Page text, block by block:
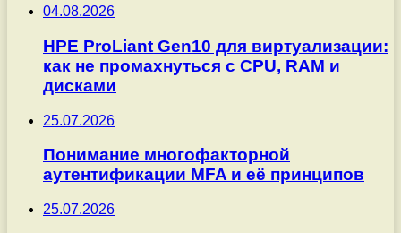
04.08.2026
HPE ProLiant Gen10 для виртуализации:
как не промахнуться с CPU, RAM и
дисками
25.07.2026
Понимание многофакторной
аутентификации MFA и её принципов
25.07.2026